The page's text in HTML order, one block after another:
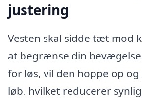
justering
Vesten skal sidde tæt mod
at begrænse din
for løs, vil den hoppe op
løb, hvilket reducerer